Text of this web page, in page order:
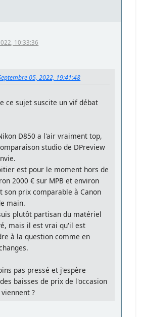
10:33:36
05, 2022, 19:41:48
ce sujet suscite un vif débat
D850 a l'air vraiment top,
studio de DPreview
est pour le moment hors de
2000 € sur MPB et environ
son prix comparable à Canon
main.
plutôt partisan du matériel
mais il est vrai qu'il est
à la question comme en
pas pressé et j'espère
baisses de prix de l'occasion
?